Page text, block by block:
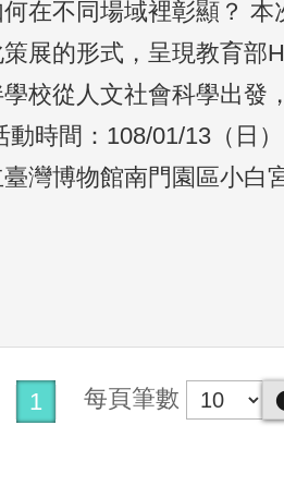
在不同場域裡彰顯？
展的形式，呈現教育部
校從人文社會科學出發
動時間：108/01/13（日
灣博物館南門園區小白
1 每頁筆數